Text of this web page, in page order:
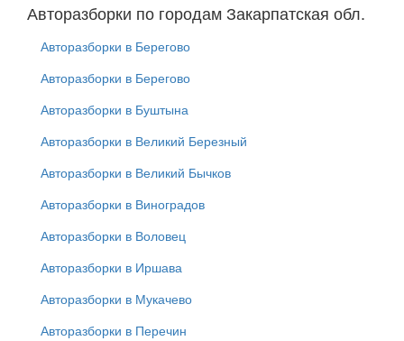
Авторазборки по городам Закарпатская обл.
Авторазборки в Берегово
Авторазборки в Берегово
Авторазборки в Буштына
Авторазборки в Великий Березный
Авторазборки в Великий Бычков
Авторазборки в Виноградов
Авторазборки в Воловец
Авторазборки в Иршава
Авторазборки в Мукачево
Авторазборки в Перечин